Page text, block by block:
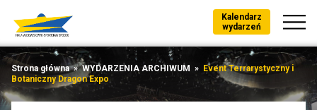
Kalendarz
wydarzeń
Strona główna»WYDARZENIA ARCHIWUM » Event Terrarystyczny i
Botaniczny Dragon Expo